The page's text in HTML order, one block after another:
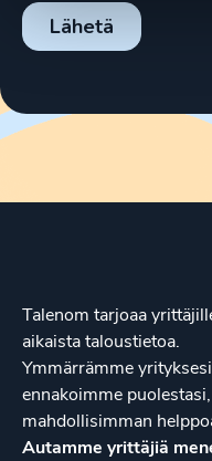
Talenom tarjoaa
aikaista taloustietoa.
Ymmärrämme
ennakoimme
mahdollisimman
Autamme yrittäjiä